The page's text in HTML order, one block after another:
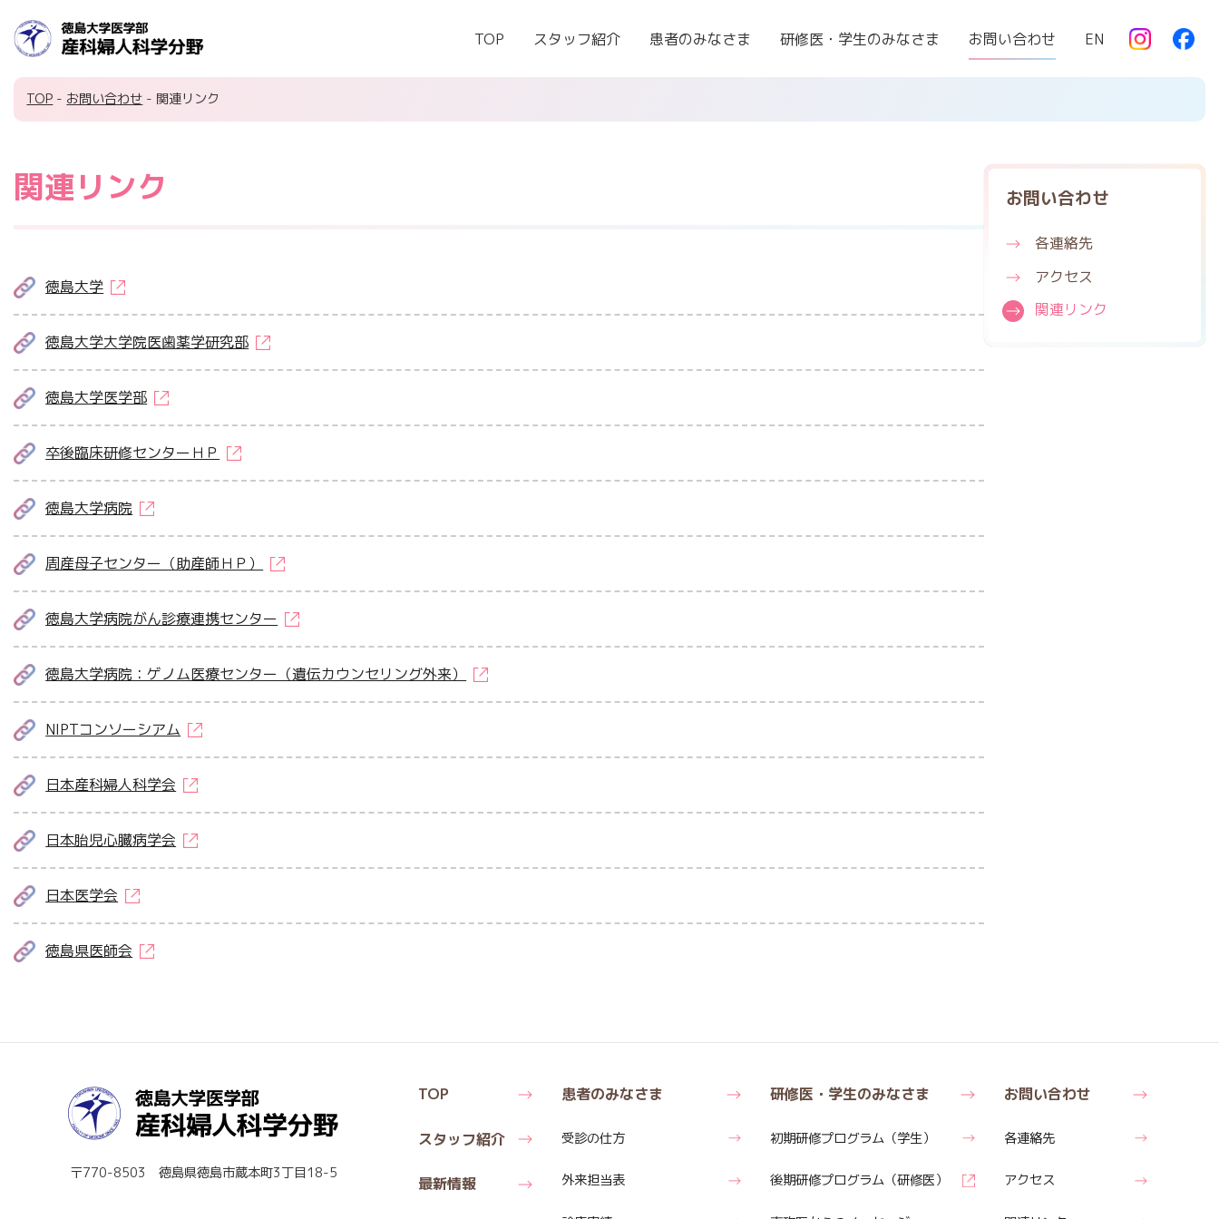
TOP スタッフ紹介 患者のみなさま 研修医・学生のみなさま お問い合わせ EN
TOP - お問い合わせ - 関連リンク
関連リンク
徳島大学
徳島大学大学院医歯薬学研究部
徳島大学医学部
卒後臨床研修センターＨＰ
徳島大学病院
周産母子センター（助産師ＨＰ）
徳島大学病院がん診療連携センター
徳島大学病院：ゲノム医療センター（遺伝カウンセリング外来）
NIPTコンソーシアム
日本産科婦人科学会
日本胎児心臓病学会
日本医学会
徳島県医師会
お問い合わせ
各連絡先
アクセス
関連リンク
〒770-8503 徳島県徳島市蔵本町3丁目18-5
TOP
スタッフ紹介
最新情報
患者のみなさま
受診の仕方
外来担当表
研修医・学生のみなさま
初期研修プログラム （学生）
後期研修プログラム （研修医）
お問い合わせ
各連絡先
アクセス